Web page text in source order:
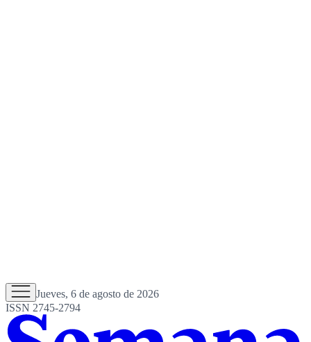
Jueves, 6 de agosto de 2026
ISSN 2745-2794